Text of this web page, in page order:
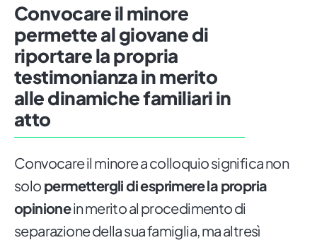
Convocare il minore
permette al giovane di
riportare la propria
testimonianza in merito
alle dinamiche familiari in
atto
Convocare il minore a colloquio significa non
solo permettergli di esprimere la propria
opinionein merito al procedimento di
separazione della sua famiglia, ma altresì